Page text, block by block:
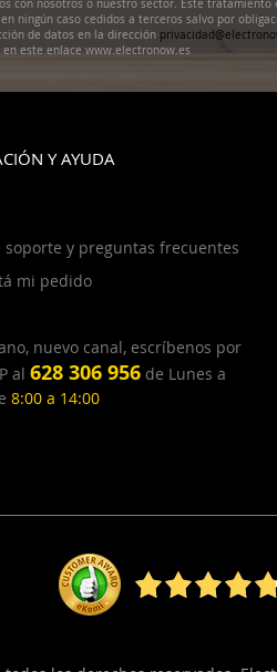
con nosotros o nuestro sector. Este
ningún caso cedidos a terceros salvo por
de datos en la dirección
en este enlace www.electronow.es
Y AYUDA
soporte y preguntas frecuentes
mi pedido
nuevo canal, escríbenos por
al 628 306 956de Lunes a
8:00 a 14:00